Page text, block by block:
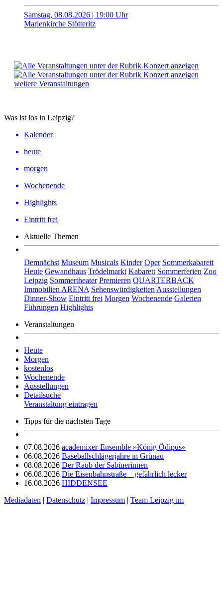
Samstag, 08.08.2026 | 19:00 Uhr
Marienkirche Stötteritz
weitere Veranstaltungen
Was ist los in Leipzig?
Kalender
heute
morgen
Wochenende
Highlights
Eintritt frei
Aktuelle Themen
Demnächst Museum Musicals Kinder Oper Sommerkabarett
Heute Gewandhaus Trödelmarkt Kabarett Sommerferien Zoo
Leipzig Sommertheater Premieren QUARTERBACK
Immobilien ARENA Sehenswürdigkeiten Ausstellungen
Dinner-Show Eintritt frei Morgen Wochenende Galerien
Führungen Highlights
Veranstaltungen
Heute
Morgen
kostenlos
Wochenende
Ausstellungen
Detailsuche
Veranstaltung eintragen
Tipps für die nächsten Tage
07.08.2026 academixer-Ensemble »König Ödipus«
06.08.2026 Baseballschlägerjahre in Grünau
08.08.2026 Der Raub der Sabinerinnen
06.08.2026 Die Eisenbahnstraße – gefährlich lecker
16.08.2026 HIDDENSEE
Mediadaten | Datenschutz | Impressum | Team Leipzig im